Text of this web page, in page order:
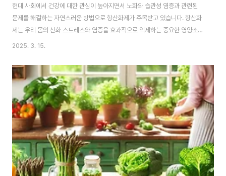
현대 사회에서 건강에 대한 관심이 높아지면서 노화와 습관성 염증과 관련된
문제를 해결하는 자연스러운 방법으로 항산화제가 주목받고 있습니다. 항산화
제는 우리 몸의 산화 스트레스와 염증을 효과적으로 억제하는 중요한 영양소로
제철 채소와 과일에 풍부합니다. 계절마다 바뀌는 신선한 농산물은 최적화
아들이고 건강을 유지하는 데 도움이 됩니다.이번 글 에서는 계절 재료가 함유
한 높은 항산화 성분이 우리 몸에 미치는 긍정적인 영향과 산화 및 염증 퇴치에
어떤 도움이 되는지에 대해 다루고자 합니다. 또한 항산화 성분의 역할, 제철 식
품의 우수성, 건강한 식단 구성 방법 등에 대해 자세히 설명해 드리겠습니다. 자
연에서 유래한 계절 성분은 영양을 더욱..
2025. 3. 15.